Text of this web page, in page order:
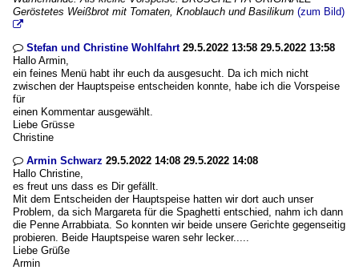
Geröstetes Weißbrot mit Tomaten, Knoblauch und Basilikum (zum Bild)

 Stefan und Christine Wohlfahrt29.5.2022 13:58 29.5.2022 13:58
Hallo Armin,
ein feines Menü habt ihr euch da ausgesucht. Da ich mich nicht
zwischen der Hauptspeise entscheiden konnte, habe ich die Vorspeise
für
einen Kommentar ausgewählt.
Liebe Grüsse
Christine
 Armin Schwarz 29.5.2022 14:08 29.5.2022 14:08
Hallo Christine,
es freut uns dass es Dir gefällt.
Mit dem Entscheiden der Hauptspeise hatten wir dort auch unser
Problem, da sich Margareta für die Spaghetti entschied, nahm ich dann
die Penne Arrabbiata. So konnten wir beide unsere Gerichte gegenseitig
probieren. Beide Hauptspeise waren sehr lecker.....
Liebe Grüße
Armin